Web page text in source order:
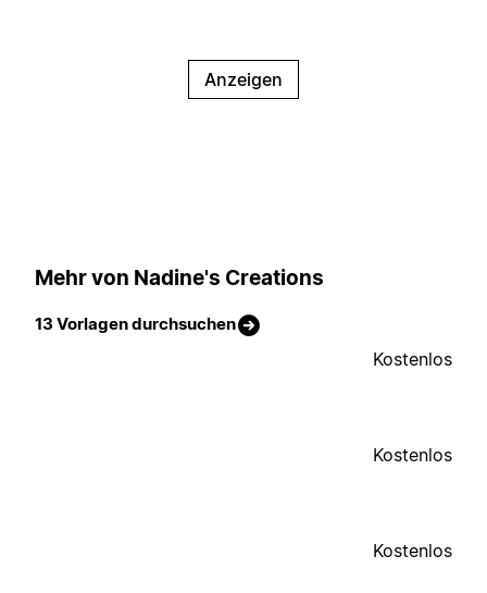
Anzeigen
Mehr von Nadine's Creations
13 Vorlagen durchsuchen
Kostenlos
Kostenlos
Kostenlos